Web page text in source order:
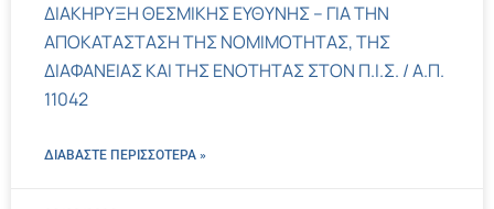
ΔΙΑΚΗΡΥΞΗ ΘΕΣΜΙΚΗΣ ΕΥΘΥΝΗΣ – ΓΙΑ ΤΗΝ
ΑΠΟΚΑΤΑΣΤΑΣΗ ΤΗΣ ΝΟΜΙΜΟΤΗΤΑΣ, ΤΗΣ
ΔΙΑΦΑΝΕΙΑΣ ΚΑΙ ΤΗΣ ΕΝΟΤΗΤΑΣ ΣΤΟΝ Π.Ι.Σ. / Α.Π.
11042
ΔΙΑΒΑΣΤΕ ΠΕΡΙΣΣΌΤΕΡΑ »